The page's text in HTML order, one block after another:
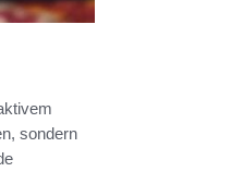
sondern